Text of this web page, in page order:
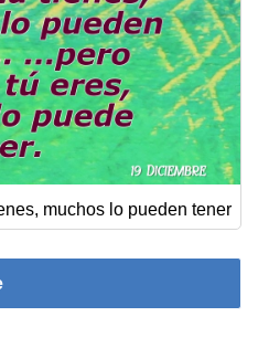
muchos lo pueden tener